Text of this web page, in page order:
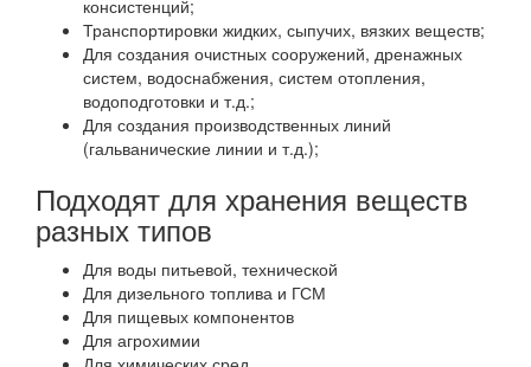
консистенций;
Транспортировки жидких, сыпучих, вязких веществ;
Для создания очистных сооружений, дренажных
систем, водоснабжения, систем отопления,
водоподготовки и т.д.;
Для создания производственных линий
(гальванические линии и т.д.);
Подходят для хранения веществ
разных типов
Для воды питьевой, технической
Для дизельного топлива и ГСМ
Для пищевых компонентов
Для агрохимии